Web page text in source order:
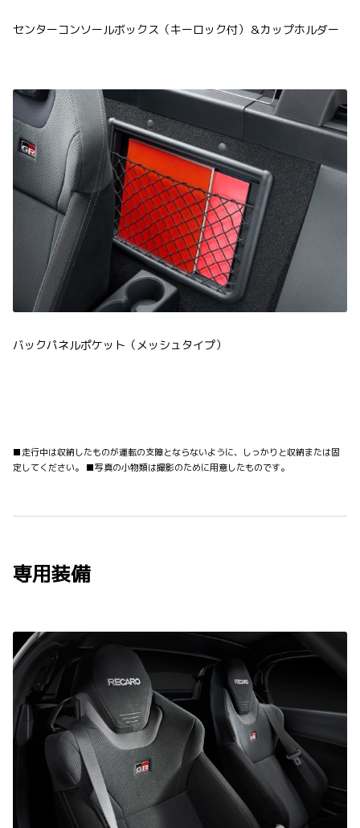
センターコンソールボックス（キーロック付）＆カップホルダー
バックパネルポケット（メッシュタイプ）
■走行中は収納したものが運転の支障とならないように、しっかりと収納または固
定してください。 ■写真の小物類は撮影のために用意したものです。
専用装備